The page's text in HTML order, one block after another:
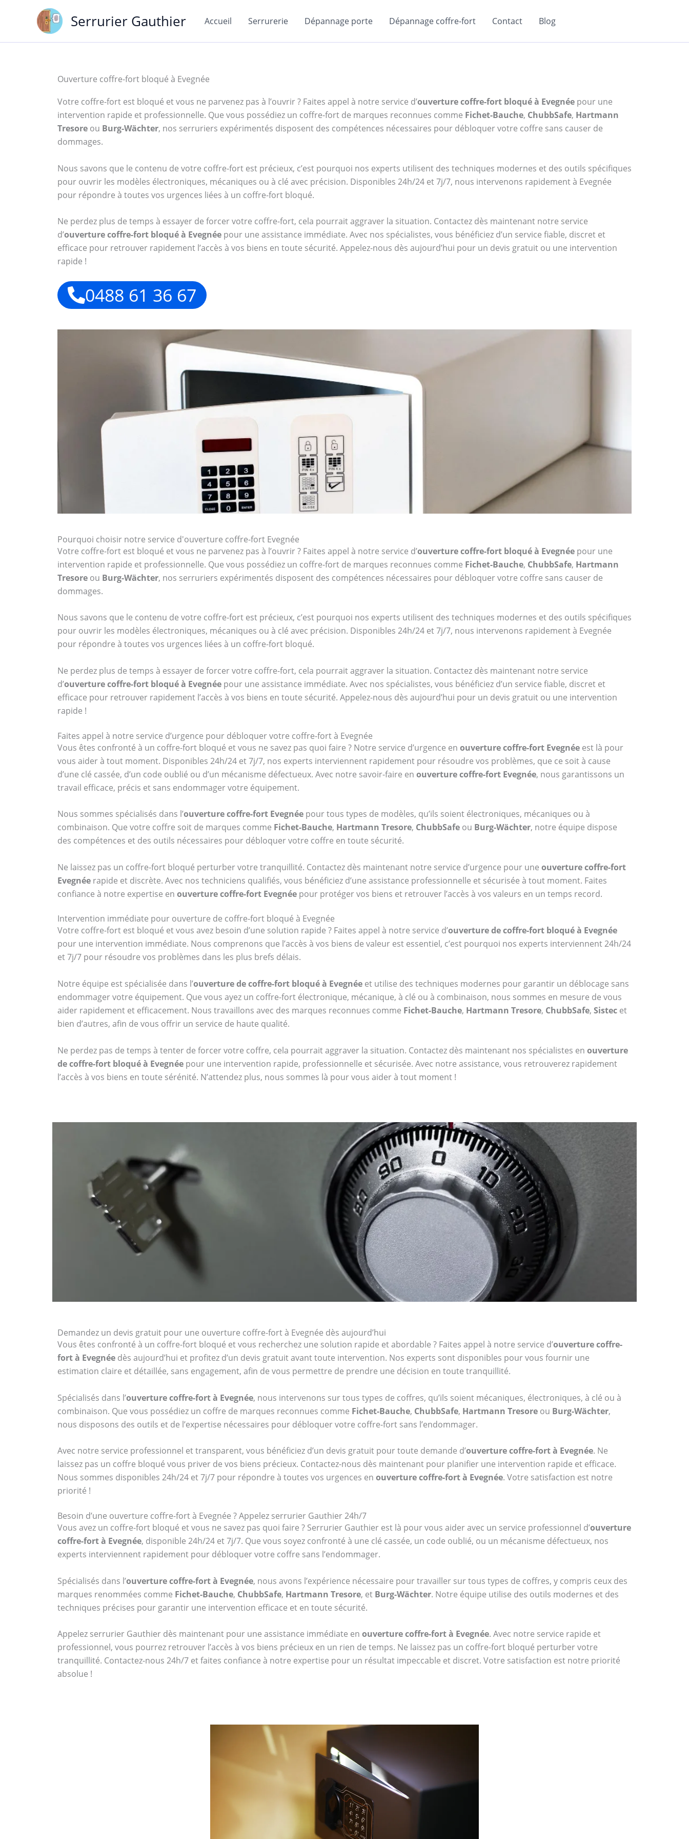
Serrurier Gauthier Accueil Serrurerie Dépannage porte Dépannage coffre-fort Contact Blog
Ouverture coffre-fort bloqué à Evegnée
Votre coffre-fort est bloqué et vous ne parvenez pas à l’ouvrir ? Faites appel à notre service d’ouverture coffre-fort bloqué à Evegnée pour une
intervention rapide et professionnelle. Que vous possédiez un coffre-fort de marques reconnues comme Fichet-Bauche, ChubbSafe, Hartmann
Tresore ou Burg-Wächter, nos serruriers expérimentés disposent des compétences nécessaires pour débloquer votre coffre sans causer de
dommages.
Nous savons que le contenu de votre coffre-fort est précieux, c’est pourquoi nos experts utilisent des techniques modernes et des outils spécifiques
pour ouvrir les modèles électroniques, mécaniques ou à clé avec précision. Disponibles 24h/24 et 7j/7, nous intervenons rapidement à Evegnée
pour répondre à toutes vos urgences liées à un coffre-fort bloqué.
Ne perdez plus de temps à essayer de forcer votre coffre-fort, cela pourrait aggraver la situation. Contactez dès maintenant notre service
d’ouverture coffre-fort bloqué à Evegnée pour une assistance immédiate. Avec nos spécialistes, vous bénéficiez d’un service fiable, discret et
efficace pour retrouver rapidement l’accès à vos biens en toute sécurité. Appelez-nous dès aujourd’hui pour un devis gratuit ou une intervention
rapide !
0488 61 36 67
Pourquoi choisir notre service d'ouverture coffre-fort Evegnée
Votre coffre-fort est bloqué et vous ne parvenez pas à l’ouvrir ? Faites appel à notre service d’ouverture coffre-fort bloqué à Evegnée pour une
intervention rapide et professionnelle. Que vous possédiez un coffre-fort de marques reconnues comme Fichet-Bauche, ChubbSafe, Hartmann
Tresore ou Burg-Wächter, nos serruriers expérimentés disposent des compétences nécessaires pour débloquer votre coffre sans causer de
dommages.
Nous savons que le contenu de votre coffre-fort est précieux, c’est pourquoi nos experts utilisent des techniques modernes et des outils spécifiques
pour ouvrir les modèles électroniques, mécaniques ou à clé avec précision. Disponibles 24h/24 et 7j/7, nous intervenons rapidement à Evegnée
pour répondre à toutes vos urgences liées à un coffre-fort bloqué.
Ne perdez plus de temps à essayer de forcer votre coffre-fort, cela pourrait aggraver la situation. Contactez dès maintenant notre service
d’ouverture coffre-fort bloqué à Evegnée pour une assistance immédiate. Avec nos spécialistes, vous bénéficiez d’un service fiable, discret et
efficace pour retrouver rapidement l’accès à vos biens en toute sécurité. Appelez-nous dès aujourd’hui pour un devis gratuit ou une intervention
rapide !
Faites appel à notre service d’urgence pour débloquer votre coffre-fort à Evegnée
Vous êtes confronté à un coffre-fort bloqué et vous ne savez pas quoi faire ? Notre service d’urgence en ouverture coffre-fort Evegnée est là pour
vous aider à tout moment. Disponibles 24h/24 et 7j/7, nos experts interviennent rapidement pour résoudre vos problèmes, que ce soit à cause
d’une clé cassée, d’un code oublié ou d’un mécanisme défectueux. Avec notre savoir-faire en ouverture coffre-fort Evegnée, nous garantissons un
travail efficace, précis et sans endommager votre équipement.
Nous sommes spécialisés dans l’ouverture coffre-fort Evegnée pour tous types de modèles, qu’ils soient électroniques, mécaniques ou à
combinaison. Que votre coffre soit de marques comme Fichet-Bauche, Hartmann Tresore, ChubbSafe ou Burg-Wächter, notre équipe dispose
des compétences et des outils nécessaires pour débloquer votre coffre en toute sécurité.
Ne laissez pas un coffre-fort bloqué perturber votre tranquillité. Contactez dès maintenant notre service d’urgence pour une ouverture coffre-fort
Evegnée rapide et discrète. Avec nos techniciens qualifiés, vous bénéficiez d’une assistance professionnelle et sécurisée à tout moment. Faites
confiance à notre expertise en ouverture coffre-fort Evegnée pour protéger vos biens et retrouver l’accès à vos valeurs en un temps record.
Intervention immédiate pour ouverture de coffre-fort bloqué à Evegnée
Votre coffre-fort est bloqué et vous avez besoin d’une solution rapide ? Faites appel à notre service d’ouverture de coffre-fort bloqué à Evegnée
pour une intervention immédiate. Nous comprenons que l’accès à vos biens de valeur est essentiel, c’est pourquoi nos experts interviennent 24h/24
et 7j/7 pour résoudre vos problèmes dans les plus brefs délais.
Notre équipe est spécialisée dans l’ouverture de coffre-fort bloqué à Evegnée et utilise des techniques modernes pour garantir un déblocage sans
endommager votre équipement. Que vous ayez un coffre-fort électronique, mécanique, à clé ou à combinaison, nous sommes en mesure de vous
aider rapidement et efficacement. Nous travaillons avec des marques reconnues comme Fichet-Bauche, Hartmann Tresore, ChubbSafe, Sistec et
bien d’autres, afin de vous offrir un service de haute qualité.
Ne perdez pas de temps à tenter de forcer votre coffre, cela pourrait aggraver la situation. Contactez dès maintenant nos spécialistes en ouverture
de coffre-fort bloqué à Evegnée pour une intervention rapide, professionnelle et sécurisée. Avec notre assistance, vous retrouverez rapidement
l’accès à vos biens en toute sérénité. N’attendez plus, nous sommes là pour vous aider à tout moment !
Demandez un devis gratuit pour une ouverture coffre-fort à Evegnée dès aujourd’hui
Vous êtes confronté à un coffre-fort bloqué et vous recherchez une solution rapide et abordable ? Faites appel à notre service d’ouverture coffre-
fort à Evegnée dès aujourd’hui et profitez d’un devis gratuit avant toute intervention. Nos experts sont disponibles pour vous fournir une
estimation claire et détaillée, sans engagement, afin de vous permettre de prendre une décision en toute tranquillité.
Spécialisés dans l’ouverture coffre-fort à Evegnée, nous intervenons sur tous types de coffres, qu’ils soient mécaniques, électroniques, à clé ou à
combinaison. Que vous possédiez un coffre de marques reconnues comme Fichet-Bauche, ChubbSafe, Hartmann Tresore ou Burg-Wächter,
nous disposons des outils et de l’expertise nécessaires pour débloquer votre coffre-fort sans l’endommager.
Avec notre service professionnel et transparent, vous bénéficiez d’un devis gratuit pour toute demande d’ouverture coffre-fort à Evegnée. Ne
laissez pas un coffre bloqué vous priver de vos biens précieux. Contactez-nous dès maintenant pour planifier une intervention rapide et efficace.
Nous sommes disponibles 24h/24 et 7j/7 pour répondre à toutes vos urgences en ouverture coffre-fort à Evegnée. Votre satisfaction est notre
priorité !
Besoin d’une ouverture coffre-fort à Evegnée ? Appelez serrurier Gauthier 24h/7
Vous avez un coffre-fort bloqué et vous ne savez pas quoi faire ? Serrurier Gauthier est là pour vous aider avec un service professionnel d’ouverture
coffre-fort à Evegnée, disponible 24h/24 et 7j/7. Que vous soyez confronté à une clé cassée, un code oublié, ou un mécanisme défectueux, nos
experts interviennent rapidement pour débloquer votre coffre sans l’endommager.
Spécialisés dans l’ouverture coffre-fort à Evegnée, nous avons l’expérience nécessaire pour travailler sur tous types de coffres, y compris ceux des
marques renommées comme Fichet-Bauche, ChubbSafe, Hartmann Tresore, et Burg-Wächter. Notre équipe utilise des outils modernes et des
techniques précises pour garantir une intervention efficace et en toute sécurité.
Appelez serrurier Gauthier dès maintenant pour une assistance immédiate en ouverture coffre-fort à Evegnée. Avec notre service rapide et
professionnel, vous pourrez retrouver l’accès à vos biens précieux en un rien de temps. Ne laissez pas un coffre-fort bloqué perturber votre
tranquillité. Contactez-nous 24h/7 et faites confiance à notre expertise pour un résultat impeccable et discret. Votre satisfaction est notre priorité
absolue !